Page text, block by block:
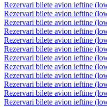
Rezervari bilete avion ieftine
Rezervari bilete avion ieftine
Rezervari bilete avion ieftine
Rezervari bilete avion ieftine
Rezervari bilete avion ieftine
Rezervari bilete avion ieftine
Rezervari bilete avion ieftine
Rezervari bilete avion ieftine
Rezervari bilete avion ieftine
Rezervari bilete avion ieftine
Rezervari bilete avion ieftine
Rezervari bilete avion ieftine